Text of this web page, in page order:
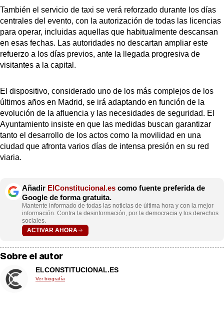
También el servicio de taxi se verá reforzado durante los días
centrales del evento, con la autorización de todas las licencias
para operar, incluidas aquellas que habitualmente descansan
en esas fechas. Las autoridades no descartan ampliar este
refuerzo a los días previos, ante la llegada progresiva de
visitantes a la capital.
El dispositivo, considerado uno de los más complejos de los
últimos años en Madrid, se irá adaptando en función de la
evolución de la afluencia y las necesidades de seguridad. El
Ayuntamiento insiste en que las medidas buscan garantizar
tanto el desarrollo de los actos como la movilidad en una
ciudad que afronta varios días de intensa presión en su red
viaria.
Añadir ElConstitucional.es como fuente preferida de
Google de forma gratuita.
Mantente informado de todas las noticias de última hora y con la mejor
información. Contra la desinformación, por la democracia y los derechos
sociales.
ACTIVAR AHORA
Sobre el autor
ELCONSTITUCIONAL.ES
Ver biografía